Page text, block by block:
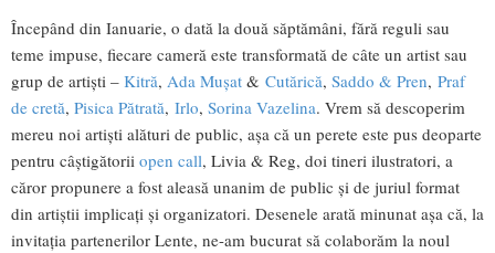
Începând din Ianuarie, o dată la două săptămâni, fără reguli sau
teme impuse, fiecare cameră este transformată de câte un artist sau
grup de artiști – Kitră, Ada Mușat & Cutărică, Saddo & Pren, Praf
de cretă, Pisica Pătrată, Irlo, Sorina Vazelina. Vrem să descoperim
mereu noi artiști alături de public, așa că un perete este pus deoparte
pentru câștigătorii open call, Livia & Reg, doi tineri ilustratori, a
căror propunere a fost aleasă unanim de public și de juriul format
din artiștii implicați și organizatori. Desenele arată minunat așa că, la
invitația partenerilor Lente, ne-am bucurat să colaborăm la noul